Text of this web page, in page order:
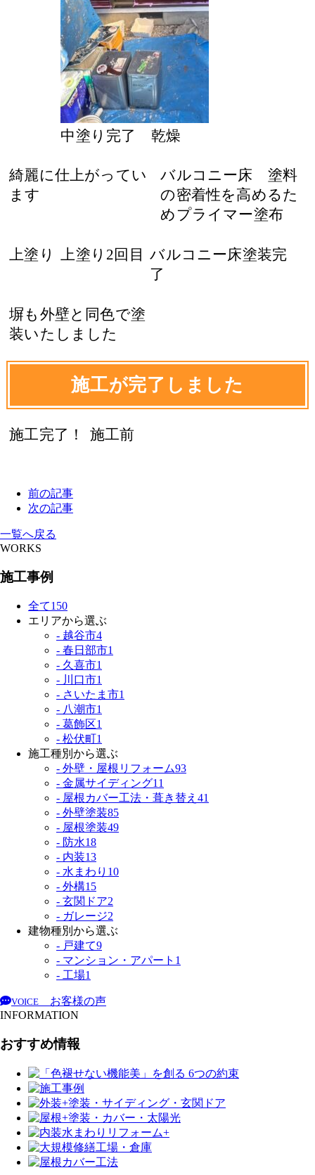
中塗り完了 乾燥
綺麗に仕上がってい
ます
バルコニー床 塗料
の密着性を高めるた
めプライマー塗布
上塗り 上塗り2回目 バルコニー床塗装完
了
塀も外壁と同色で塗
装いたしました
施工が完了しました
施工完了！ 施工前
前の記事
次の記事
一覧へ戻る
WORKS
施工事例
全て150
エリアから選ぶ
- 越谷市4
- 春日部市1
- 久喜市1
- 川口市1
- さいたま市1
- 八潮市1
- 葛飾区1
- 松伏町1
施工種別から選ぶ
- 外壁・屋根リフォーム93
- 金属サイディング11
- 屋根カバー工法・葺き替え 41
- 外壁塗装85
- 屋根塗装49
- 防水18
- 内装13
- 水まわり 10
- 外構15
- 玄関ドア2
- ガレージ2
建物種別から選ぶ
- 戸建て9
- マンション・アパート 1
- 工場1
VOICE
お客様の声
INFORMATION
おすすめ情報